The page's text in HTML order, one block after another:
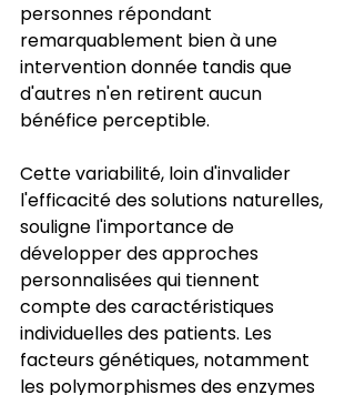
personnes répondant
remarquablement bien à une
intervention donnée tandis que
d'autres n'en retirent aucun
bénéfice perceptible.
Cette variabilité, loin d'invalider
l'efficacité des solutions naturelles,
souligne l'importance de
développer des approches
personnalisées qui tiennent
compte des caractéristiques
individuelles des patients. Les
facteurs génétiques, notamment
les polymorphismes des enzymes